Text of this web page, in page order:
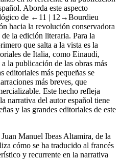
Aborda este aspecto
de ←11 | 12→Bourdieu
hacia la revolución conservadora
la edición literaria. Para la
que salta a la vista es la
de Italia, como Einaudi,
la publicación de las obras más
editoriales más pequeñas se
más breves, que
Este hecho refleja
narrativa del autor español tiene
y las grandes editoriales de este
Manuel Ibeas Altamira, de la
cómo se ha traducido al francés
y recurrente en la narrativa